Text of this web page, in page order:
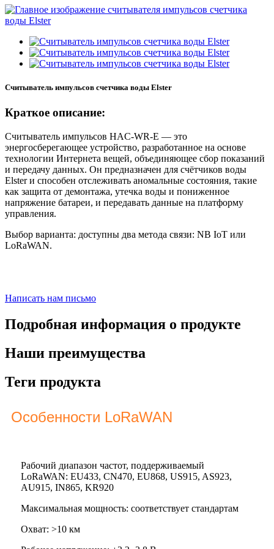
Считыватель импульсов счетчика воды Elster
Краткое описание:
Считыватель импульсов HAC-WR-E — это
энергосберегающее устройство, разработанное на основе
технологии Интернета вещей, объединяющее сбор показаний
и передачу данных. Он предназначен для счётчиков воды
Elster и способен отслеживать аномальные состояния, такие
как защита от демонтажа, утечка воды и пониженное
напряжение батареи, и передавать данные на платформу
управления.
Выбор варианта: доступны два метода связи: NB IoT или
LoRaWAN.
Написать нам письмо
Подробная информация о продукте
Наши преимущества
Теги продукта
Особенности LoRaWAN
Рабочий диапазон частот, поддерживаемый
LoRaWAN: EU433, CN470, EU868, US915, AS923,
AU915, IN865, KR920
Максимальная мощность: соответствует стандартам
Охват: >10 км